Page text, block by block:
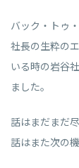
バック・トゥ
社長の生粋の
いる時の岩谷
ました。
話はまだまだ
話はまた次の